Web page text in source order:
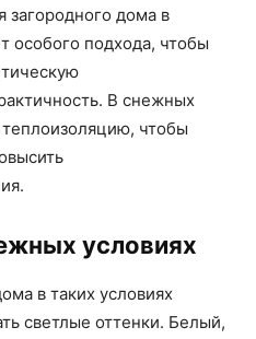
загородного дома в
особого подхода, чтобы
В снежных
чтобы
условиях
в таких условиях
светлые оттенки. Белый,